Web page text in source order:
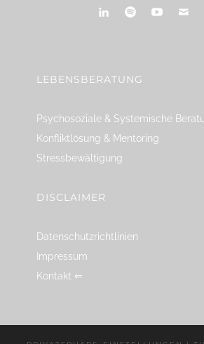
LEBENSBERATUNG
Psychosoziale & Systemische
Konfliktlösung & Mentoring
Stressbewältigung
DISCLAIMER
Datenschutzrichtlinien
Impressum
Kontakt ⇐